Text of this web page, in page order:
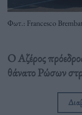
Φωτ.: Francesco
Ο Αζέρος
θάνατο Ρώσων